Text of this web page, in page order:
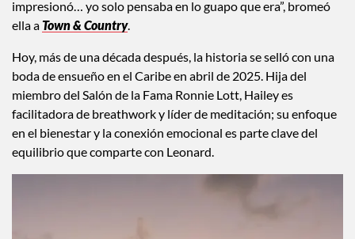
Hailey y el defensive end de los Seahawks se conocieron en
2013 en una fiesta universitaria en USC. La anécdota ya es
legendaria: “Me dijo que se iría pronto a la NFL y no me
impresionó… yo solo pensaba en lo guapo que era”, bromeó
ella aTown & Country.
Hoy, más de una década después, la historia se selló con una
boda de ensueño en el Caribe en abril de 2025. Hija del
miembro del Salón de la Fama Ronnie Lott, Hailey es